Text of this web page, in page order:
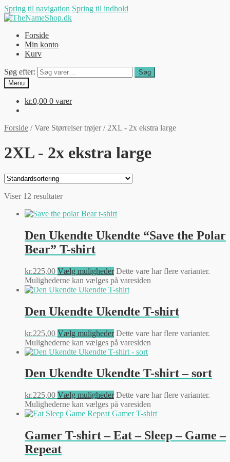
Spring til navigation Spring til indhold
Forside
Min konto
Kurv
Søg efter:
Søg
Menu
kr.0,00 0 varer
Forside /Vare Størrelser trøjer/ 2XL - 2x ekstra large
2XL - 2x ekstra large
Viser 12 resultater
Den Ukendte Ukendte “Save the Polar
Bear” T-shirt
kr.225,00 Vælg muligheder Dette vare har flere varianter.
Mulighederne kan vælges på varesiden
Den Ukendte Ukendte T-shirt
kr.225,00 Vælg muligheder Dette vare har flere varianter.
Mulighederne kan vælges på varesiden
Den Ukendte Ukendte T-shirt – sort
kr.225,00 Vælg muligheder Dette vare har flere varianter.
Mulighederne kan vælges på varesiden
Gamer T-shirt – Eat – Sleep – Game –
Repeat